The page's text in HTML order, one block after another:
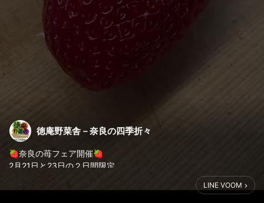
徳庵野菜舎－奈良の四季折々
🍓奈良の苺フェア開催🍓
2月21日と23日の２日間限定。
奈良県産いちごが勢ぞろいします。
LINE VOOM